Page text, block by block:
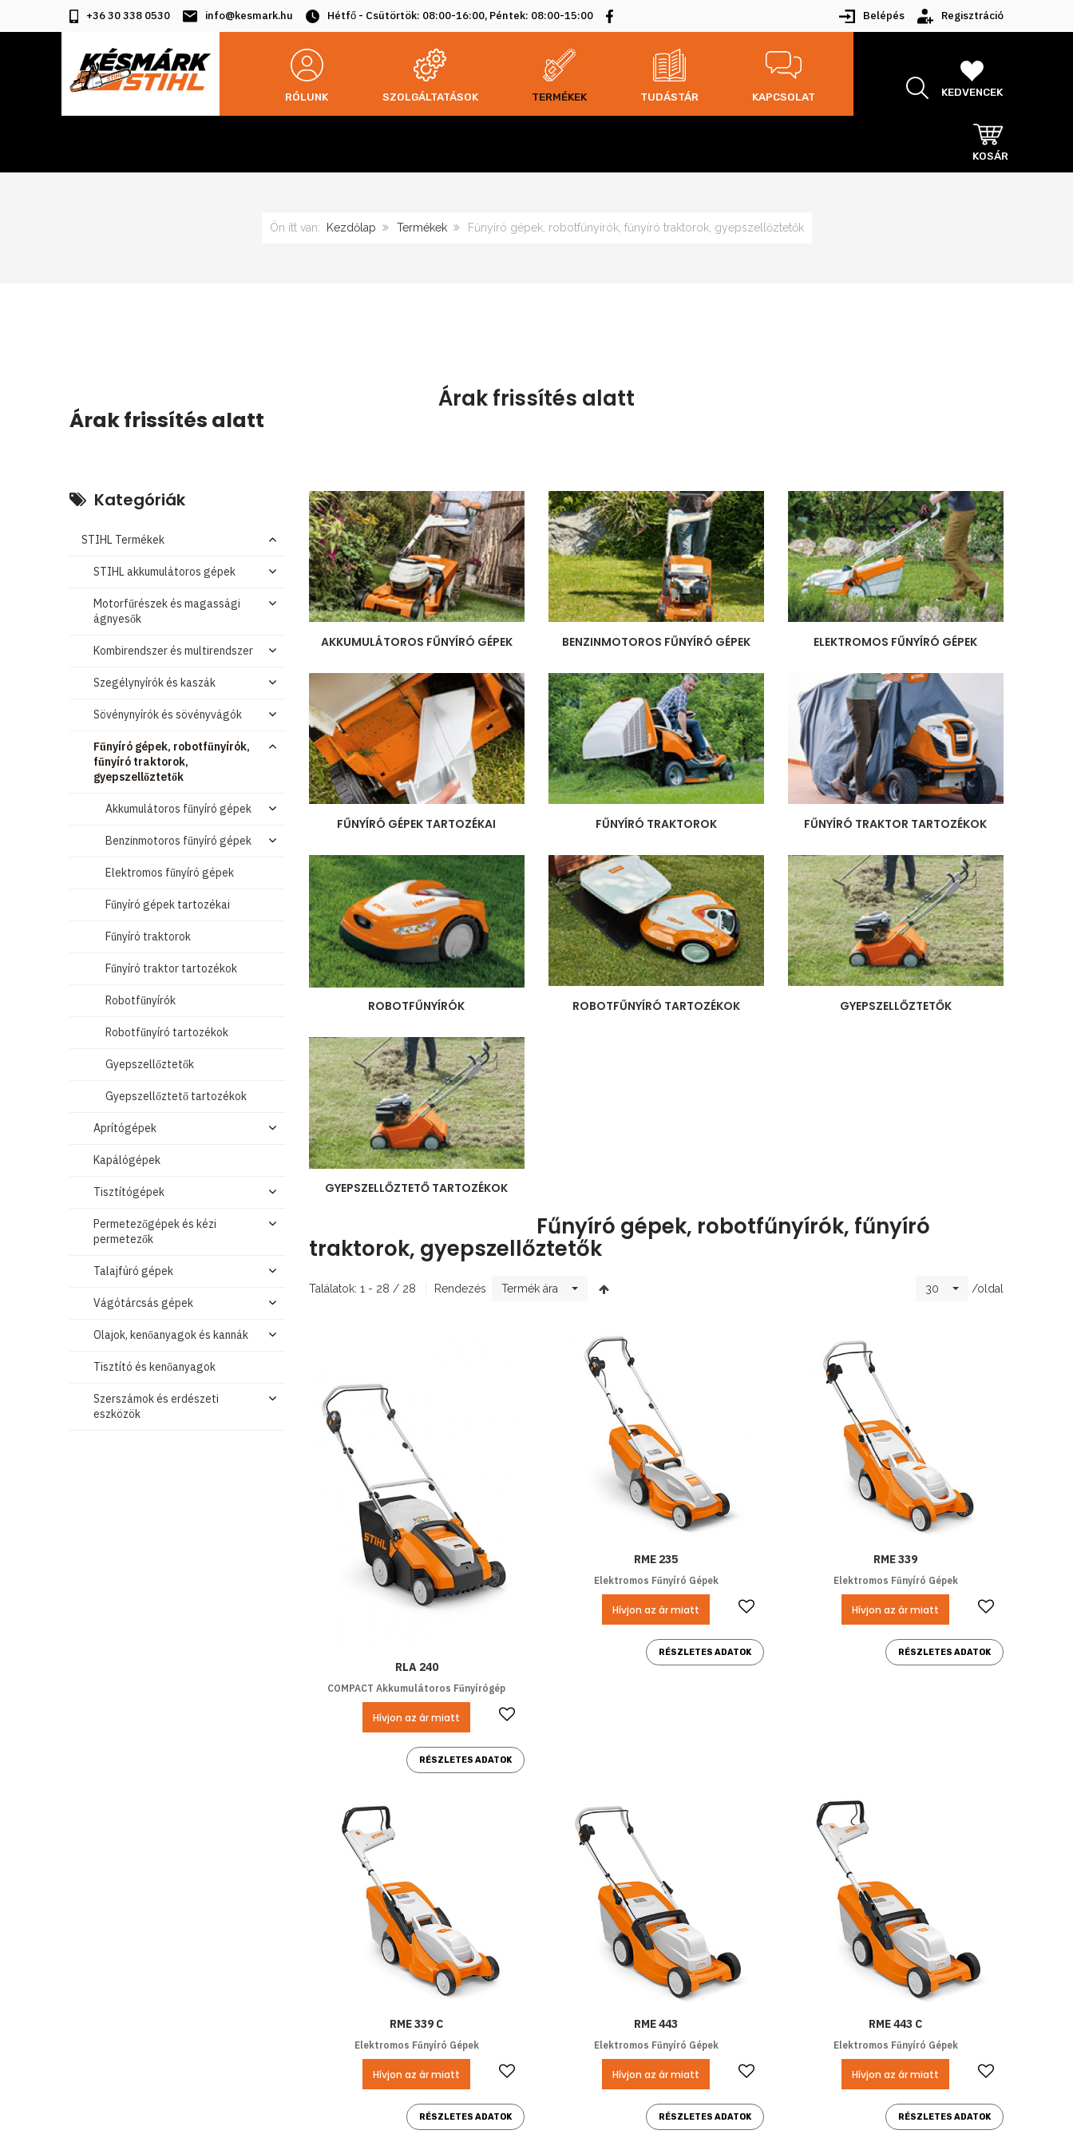
+36 30 338 0530 info@kesmark.hu Hétfő - Csütörtök: 08:00-16:00, Péntek: 08:00-15:00 Belépés Regisztráció
RÓLUNK SZOLGÁLTATÁSOK TERMÉKEK TUDÁSTÁR KAPCSOLAT KEDVENCEK
KOSÁR
Ön itt van: Kezdőlap Termékek Fűnyíró gépek, robotfűnyírók, fűnyíró traktorok, gyepszellőztetők
Árak frissítés alatt
Árak frissítés alatt
AKKUMULÁTOROS FŰNYÍRÓ GÉPEK BENZINMOTOROS FŰNYÍRÓ GÉPEK ELEKTROMOS FŰNYÍRÓ GÉPEK
FŰNYÍRÓ GÉPEK TARTOZÉKAI FŰNYÍRÓ TRAKTOROK FŰNYÍRÓ TRAKTOR TARTOZÉKOK
ROBOTFŰNYÍRÓK ROBOTFŰNYÍRÓ TARTOZÉKOK GYEPSZELLŐZTETŐK
GYEPSZELLŐZTETŐ TARTOZÉKOK
Fűnyíró gépek, robotfűnyírók, fűnyíró
traktorok, gyepszellőztetők
Találatok: 1 - 28 / 28 Rendezés Termék ára 30 /oldal
RLA 240
COMPACT Akkumulátoros Fűnyírógép
Hívjon az ár miatt Kedvencekhez ad
RÉSZLETES ADATOK
RME 235
Elektromos Fűnyíró Gépek
Hívjon az ár miatt Kedvencekhez ad
RÉSZLETES ADATOK
RME 339
Elektromos Fűnyíró Gépek
Hívjon az ár miatt
RÉSZLETES ADATOK
RME 339 C
Elektromos Fűnyíró Gépek
Hívjon az ár miatt Kedvencekhez ad
RÉSZLETES ADATOK
RME 443
Elektromos Fűnyíró Gépek
Hívjon az ár miatt Kedvencekhez ad
RÉSZLETES ADATOK
RME 443 C
Elektromos Fűnyíró Gépek
Hívjon az ár miatt
RÉSZLETES ADATOK
Kategóriák
STIHL Termékek
STIHL akkumulátoros gépek
Motorfűrészek és magassági
ágnyesők
Kombirendszer és multirendszer
Szegélynyírók és kaszák
Sövénynyírók és sövényvágók
Fűnyíró gépek, robotfűnyírók,
fűnyíró traktorok,
gyepszellőztetők
Akkumulátoros fűnyíró gépek
Benzinmotoros fűnyíró gépek
Elektromos fűnyíró gépek
Fűnyíró gépek tartozékai
Fűnyíró traktorok
Fűnyíró traktor tartozékok
Robotfűnyírók
Robotfűnyíró tartozékok
Gyepszellőztetők
Gyepszellőztető tartozékok
Aprítógépek
Kapálógépek
Tisztítógépek
Permetezőgépek és kézi
permetezők
Talajfúró gépek
Vágótárcsás gépek
Olajok, kenőanyagok és kannák
Tisztító és kenőanyagok
Szerszámok és erdészeti
eszközök